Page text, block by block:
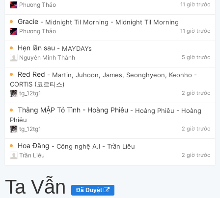
Phương Thảo 11 giờ trước
Gracie - Midnight Til Morning - Midnight Til Morning
Phương Thảo 11 giờ trước
Hẹn lần sau - MAYDAYs
Nguyễn Minh Thành 5 giờ trước
Red Red - Martin, Juhoon, James, Seonghyeon, Keonho -
CORTIS (코르티스)
tg_12tg1 2 giờ trước
Thằng MẬP Tỏ Tình - Hoàng Phiêu - Hoàng Phiêu - Hoàng
Phiêu
tg_12tg1 2 giờ trước
Hoa Đăng - Công nghệ A.I - Trần Liêu
Trần Liêu 2 giờ trước
Ta Vẫn Đã Duyệt